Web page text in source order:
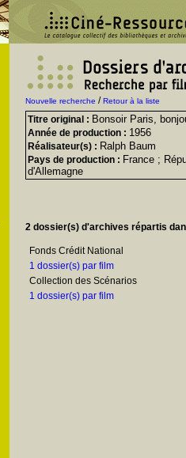
Nouvelle recherche /Retour à la liste
Titre original : Bonsoir Paris,
Année de production : 1956
Réalisateur(s) : Ralph Baum
Pays de production : France ;
d'Allemagne
2 dossier(s) d'archives répartis
Fonds Crédit National
1 dossier(s) par film
Collection des Scénarios
1 dossier(s) par film